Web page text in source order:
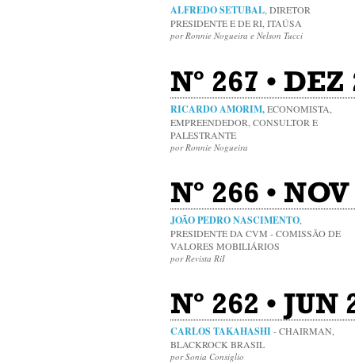
ALFREDO SETUBAL , DIRETOR
PRESIDENTE E DE RI, ITAÚSA
por Ronnie Nogueira e Nelson Tucci
Nº 267 •
RICARDO AMORIM,ECONOMISTA,
EMPREENDEDOR, CONSULTOR E
PALESTRANTE
por Ronnie Nogueira
Nº 266 •
JOÃO PEDRO NASCIMENTO
PRESIDENTE DA CVM - COMISSÃO DE
VALORES MOBILIÁRIOS
por Revista RiI
Nº 262 •
CARLOS TAKAHASHI- CHAIRMAN,
BLACKROCK BRASIL
por Sonia Consiglio